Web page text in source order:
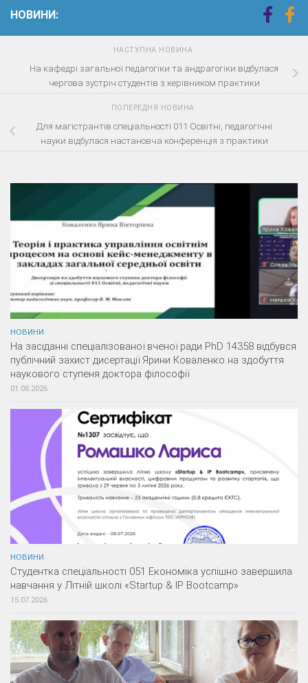
НОВИНИ:
НАСТУПНА НОВИНА
На кафедрі загальної педагогіки та андрагогіки відбулася
чергова зустріч студентів з керівником практики
ПОПЕРЕДНЯ НОВИНА
Для магістрантів спеціальності 011 Освітні, педагогічні
науки відбулася настановча конференція з практики
НОВИНИ
На засіданні спеціалізованої вченої ради PhD 14358 відбувся
публічний захист дисертації Ярини Коваленко на здобуття
наукового ступеня доктора філософії
01.08.2026
НОВИНИ
Студентка спеціальності 051 Економіка успішно завершила
навчання у Літній школі «Startup & IP Bootcamp»
15.07.2026